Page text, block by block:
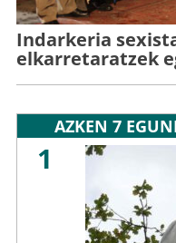
Indarkeria
elkarretaratzek
AZKEN 7
1